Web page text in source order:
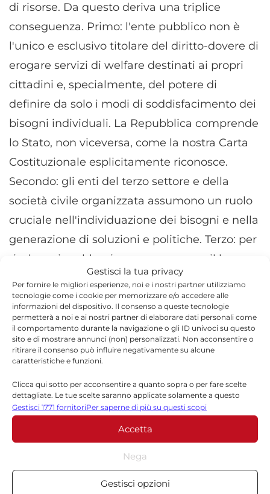
Gestisci la tua privacy
Per fornire le migliori esperienze, noi e i nostri partner utilizziamo
tecnologie come i cookie per memorizzare e/o accedere alle
informazioni del dispositivo. Il consenso a queste tecnologie
permetterà a noi e ai nostri partner di elaborare dati personali come
il comportamento durante la navigazione o gli ID univoci su questo
sito e di mostrare annunci (non) personalizzati. Non acconsentire o
ritirare il consenso può influire negativamente su alcune
caratteristiche e funzioni.
Clicca qui sotto per acconsentire a quanto sopra o per fare scelte
dettagliate. Le tue scelte saranno applicate solamente a questo
sito. È possibile modificare le impostazioni in qualsiasi momento,
compreso il ritiro del consenso, utilizzando i pulsanti della Cookie
Policy o cliccando sul pulsante di gestione del consenso nella parte
inferiore dello schermo.
Statistiche
Archiviare informazioni su dispositivo e/o accedervi, Misurare le
Gestisci 1771 fornitoriPer saperne di più su questi scopi
Accetta
Nega
Gestisci opzioni
di risorse. Da questo deriva una triplice
conseguenza. Primo: l'ente pubblico non è
l'unico e esclusivo titolare del diritto-dovere di
erogare servizi di welfare destinati ai propri
cittadini e, specialmente, del potere di
definire da solo i modi di soddisfacimento dei
bisogni individuali. La Repubblica comprende
lo Stato, non viceversa, come la nostra Carta
Costituzionale esplicitamente riconosce.
Secondo: gli enti del terzo settore e della
società civile organizzata assumono un ruolo
cruciale nell'individuazione dei bisogni e nella
generazione di soluzioni e politiche. Terzo: per
risolvere i problemi e muovere verso il bene
comune il ruolo dei cittadini (stili di vita, voto
col portafoglio nelle scelte di consumo e di
risparmio, partecipazione alla vita delle
organizzazioni sociali) è decisivo. La
pandemia ha messo in luce la necessità di
relazioni tra società civile, mercato e Stato".
La "Carta" invita, poi, a "coltivare il rispetto e la
cura dell'ambiente Perchè oggi non è più
pensabile occuparsi di povertà, di welfare o di
salute senza occuparsi di ambiente e